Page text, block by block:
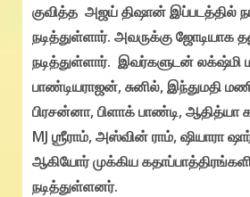
குவித்த அஜய் திஷான் இப்படத்தில்
நடித்துள்ளார். அவருக்கு ஜோடியாக
நடித்துள்ளார். இவர்களுடன் லக்‌ஷ்மி
பாண்டியராஜன், சுனில், இந்துமதி
பிரசன்னா, பிளாக் பாண்டி, ஆதித்யா
MJ ஶ்ரீராம், அஸ்வின் ராம், ஷியாரா
ஆகியோர் முக்கிய
நடித்துள்ளனர்.